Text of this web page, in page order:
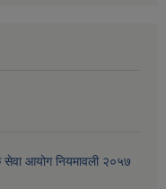
सेवा आयोग नियमावली २०५७